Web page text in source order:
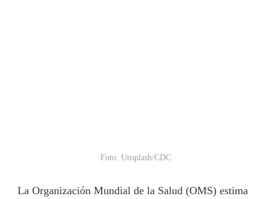
Foto: Unsplash/CDC
La Organización Mundial de la Salud (OMS) estima